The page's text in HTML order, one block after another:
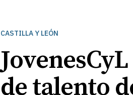
CASTILLA Y LEÓN
de talento